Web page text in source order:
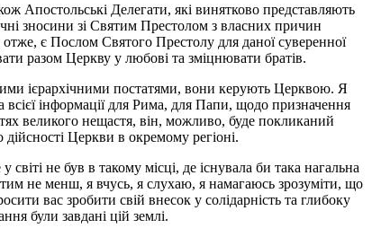
Апостольські Делегати, які винятково представляють
зносини зі Святим Престолом з власних причин
є Послом Святого Престолу для даної суверенної
разом Церкву у любові та зміцнювати братів.
ієрархічними постатями, вони керують Церквою. Я
інформації для Рима, для Папи, щодо призначення
великого нещастя, він, можливо, буде покликаний
Церкви в окремому регіоні.
не був в такому місці, де існувала би така нагальна
не менш, я вчусь, я слухаю, я намагаюсь зрозуміти, що
вас зробити свій внесок у солідарність та глибоку
були завдані цій землі.